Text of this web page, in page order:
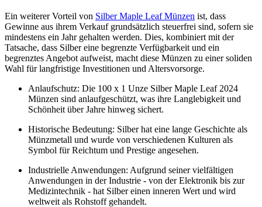
Ein weiterer Vorteil von Silber Maple Leaf Münzen ist, dass
Gewinne aus ihrem Verkauf grundsätzlich steuerfrei sind, sofern sie
mindestens ein Jahr gehalten werden. Dies, kombiniert mit der
Tatsache, dass Silber eine begrenzte Verfügbarkeit und ein
begrenztes Angebot aufweist, macht diese Münzen zu einer soliden
Wahl für langfristige Investitionen und Altersvorsorge.
Anlaufschutz: Die 100 x 1 Unze Silber Maple Leaf 2024
Münzen sind anlaufgeschützt, was ihre Langlebigkeit und
Schönheit über Jahre hinweg sichert.
Historische Bedeutung: Silber hat eine lange Geschichte als
Münzmetall und wurde von verschiedenen Kulturen als
Symbol für Reichtum und Prestige angesehen.
Industrielle Anwendungen: Aufgrund seiner vielfältigen
Anwendungen in der Industrie - von der Elektronik bis zur
Medizintechnik - hat Silber einen inneren Wert und wird
weltweit als Rohstoff gehandelt.